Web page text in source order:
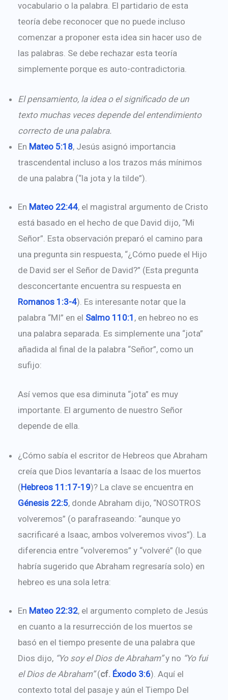
vocabulario o la palabra. El partidario de esta
teoría debe reconocer que no puede incluso
comenzar a proponer esta idea sin hacer uso de
las palabras. Se debe rechazar esta teoría
simplemente porque es auto-contradictoria.
El pensamiento, la idea o el significado de un
texto muchas veces depende del entendimiento
correcto de una palabra.
En Mateo 5:18, Jesús asignó importancia
trascendental incluso a los trazos más mínimos
de una palabra (“la jota y la tilde”).
En Mateo 22:44, el magistral argumento de Cristo
está basado en el hecho de que David dijo, “Mi
Señor”. Esta observación preparó el camino para
una pregunta sin respuesta, “¿Cómo puede el Hijo
de David ser el Señor de David?” (Esta pregunta
desconcertante encuentra su respuesta en
Romanos 1:3-4). Es interesante notar que la
palabra “MI” en el Salmo 110:1 , en hebreo no es
una palabra separada. Es simplemente una “jota”
añadida al final de la palabra “Señor”, como un
sufijo:
Así vemos que esa diminuta “jota” es muy
importante. El argumento de nuestro Señor
depende de ella.
¿Cómo sabía el escritor de Hebreos que Abraham
creía que Dios levantaría a Isaac de los muertos
(Hebreos 11:17-19)? La clave se encuentra en
Génesis 22:5, donde Abraham dijo, “NOSOTROS
volveremos” (o parafraseando: “aunque yo
sacrificaré a Isaac, ambos volveremos vivos”). La
diferencia entre “volveremos” y “volveré” (lo que
habría sugerido que Abraham regresaría solo) en
hebreo es una sola letra:
En Mateo 22:32, el argumento completo de Jesús
en cuanto a la resurrección de los muertos se
basó en el tiempo presente de una palabra que
Dios dijo, “Yo soy el Dios de Abraham”y no “Yo fui
el Dios de Abraham”(cf. Éxodo 3:6). Aquí el
contexto total del pasaje y aún el Tiempo Del